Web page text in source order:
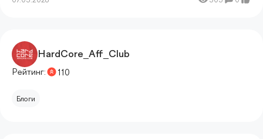
HardCore_Aff_Club
Рейтинг: 110
Блоги